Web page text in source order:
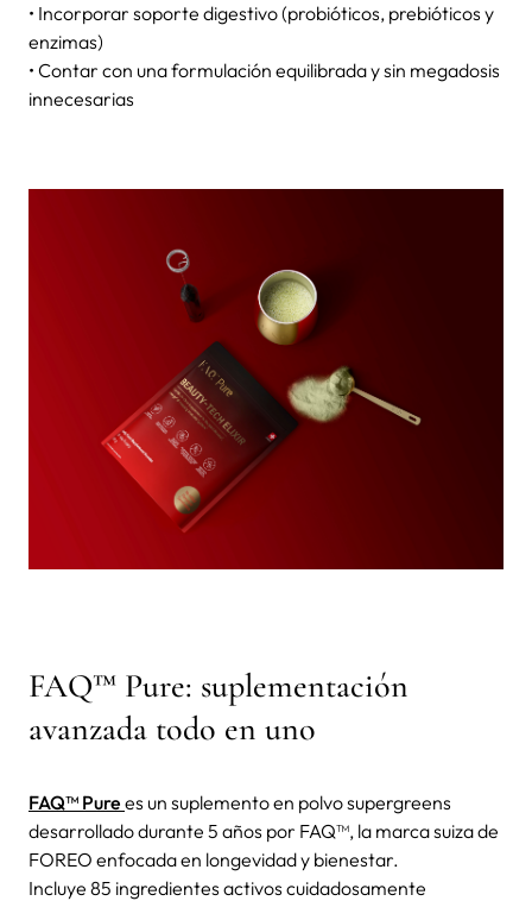
• Incorporar soporte digestivo (probióticos, prebióticos y
enzimas)
• Contar con una formulación equilibrada y sin megadosis
innecesarias
FAQ™ Pure: suplementación
avanzada todo en uno
FAQ™ Pure es un suplemento en polvo supergreens
desarrollado durante 5 años por FAQ™, la marca suiza de
FOREO enfocada en longevidad y bienestar.
Incluye 85 ingredientes activos cuidadosamente